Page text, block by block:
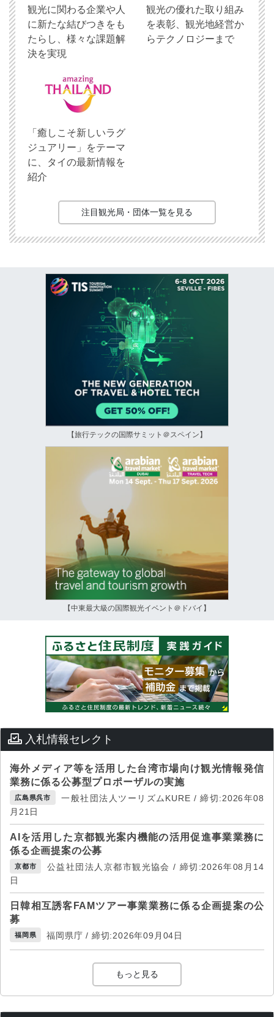
観光に関わる企業や人
に新たな結びつきをも
たらし、様々な課題解
決を実現
観光の優れた取り組み
を表彰、観光地経営か
らテクノロジーまで
「癒しこそ新しいラグ
ジュアリー」をテーマ
に、タイの最新情報を
紹介
注目観光局・団体一覧を見る
【旅行テックの国際サミット＠スペイン】
【中東最大級の国際観光イベント＠ドバイ】
入札情報セレクト
海外メディア等を活用した台湾市場向け観光情報発信
業務に係る公募型プロポーザルの実施
広島県呉市
一般社団法人ツーリズムKURE / 締切:2026年08
月21日
AIを活用した京都観光案内機能の活用促進事業業務に
係る企画提案の公募
京都市
公益社団法人京都市観光協会 / 締切:2026年08月14
日
日韓相互誘客FAMツアー事業業務に係る企画提案の公
募
福岡県 福岡県庁 / 締切:2026年09月04日
もっと見る